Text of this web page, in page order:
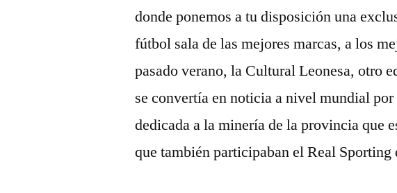
donde ponemos a tu disposición una
fútbol sala de las mejores marcas, a los
pasado verano, la Cultural Leonesa, otro
se convertía en noticia a nivel mundial
dedicada a la minería de la provincia que
que también participaban el Real